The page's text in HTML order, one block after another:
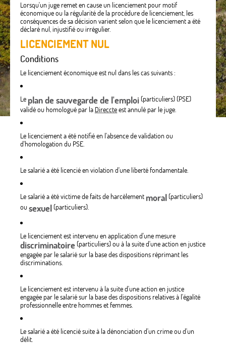
Lorsqu'un juge remet en cause un licenciement pour motif
économique ou la régularité de la procédure de licenciement, les
conséquences de sa décision varient selon que le licenciement a été
déclaré nul, injustifié ou irrégulier.
LICENCIEMENT NUL
Conditions
Le licenciement économique est nul dans les cas suivants :
Le plan de sauvegarde de l'emploi(particuliers) (PSE)
validé ou homologué par la Direccteest annulé par le juge.
Le licenciement a été notifié en l'absence de validation ou
d'homologation du PSE.
Le salarié a été licencié en violation d'une liberté fondamentale.
Le salarié a été victime de faits de harcèlement moral(particuliers)
ousexuel(particuliers).
Le licenciement est intervenu en application d'une mesure
discriminatoire(particuliers) ou à la suite d'une action en justice
engagée par le salarié sur la base des dispositions réprimant les
discriminations.
Le licenciement est intervenu à la suite d'une action en justice
engagée par le salarié sur la base des dispositions relatives à l'égalité
professionnelle entre hommes et femmes.
Le salarié a été licencié suite à la dénonciation d'un crime ou d'un
délit.